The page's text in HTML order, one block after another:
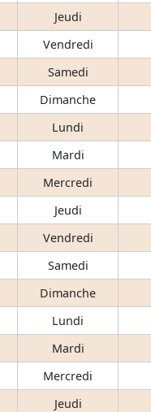
Jeudi
Vendredi
Samedi
Dimanche
Lundi
Mardi
Mercredi
Jeudi
Vendredi
Samedi
Dimanche
Lundi
Mardi
Mercredi
Jeudi